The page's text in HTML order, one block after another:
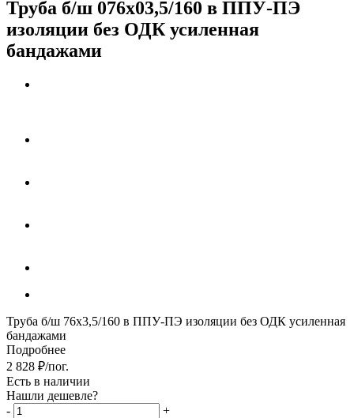
Труба б/ш 076х03,5/160 в ППУ-ПЭ
изоляции без ОДК усиленная
бандажами
Труба б/ш 76х3,5/160 в ППУ-ПЭ изоляции без ОДК усиленная
бандажами
Подробнее
2 828 ₽/пог.
Есть в наличии
Нашли дешевле?
-
+